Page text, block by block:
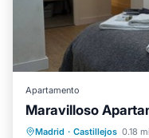
Apartamento
Maravilloso
Madrid · Castillejos 0.18
Chimenea/
Se admiten